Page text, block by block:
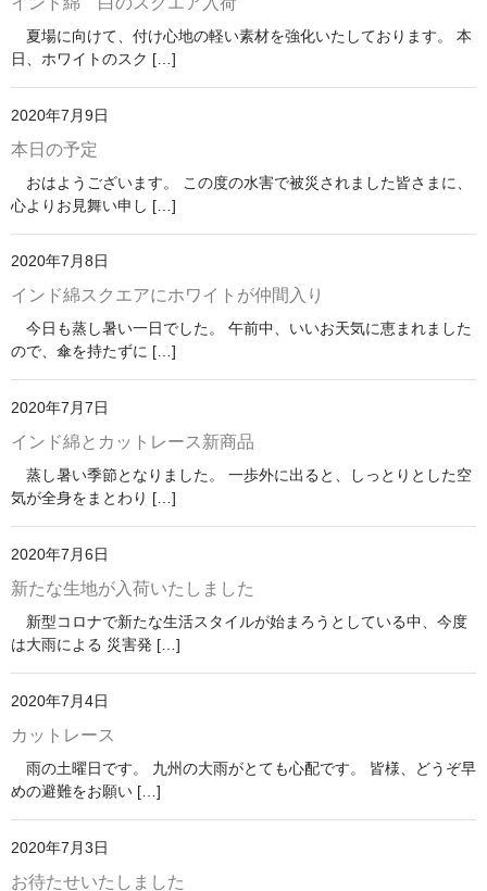
夏場に向けて、付け心地の軽い素材を強化いたしております。 本
日、ホワイトのスク […]
2020年7月9日
本日の予定
おはようございます。 この度の水害で被災されました皆さまに、
心よりお見舞い申し […]
2020年7月8日
インド綿スクエアにホワイトが仲間入り
今日も蒸し暑い一日でした。 午前中、いいお天気に恵まれました
ので、傘を持たずに […]
2020年7月7日
インド綿とカットレース新商品
蒸し暑い季節となりました。 一歩外に出ると、しっとりとした空
気が全身をまとわり […]
2020年7月6日
新たな生地が入荷いたしました
新型コロナで新たな生活スタイルが始まろうとしている中、今度
は大雨による 災害発 […]
2020年7月4日
カットレース
雨の土曜日です。 九州の大雨がとても心配です。 皆様、どうぞ早
めの避難をお願い […]
2020年7月3日
お待たせいたしました